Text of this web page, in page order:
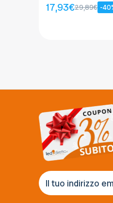
17,93€29,89€ -